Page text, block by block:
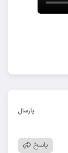
پارسال
پاسخ